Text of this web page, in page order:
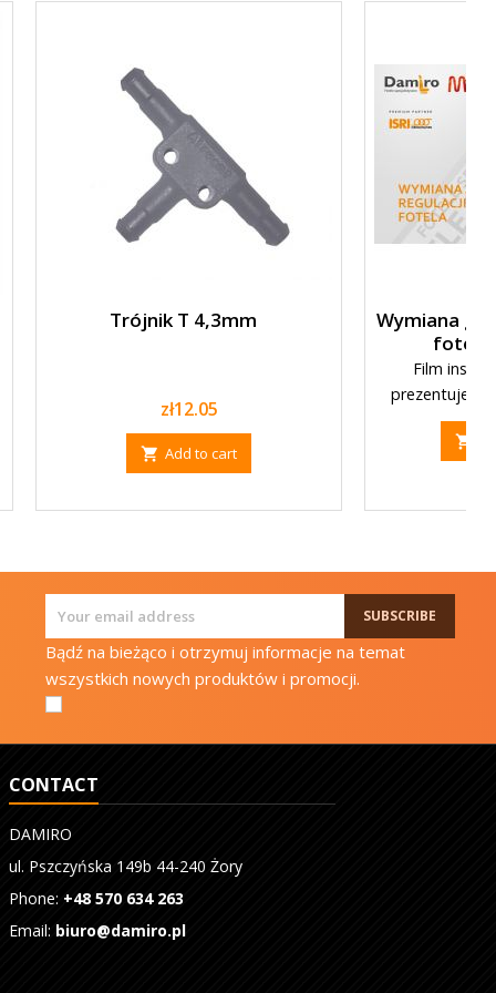
Trójnik T 4,3mm
Price
zł12.05
 Add to cart
Wymiana
fotelu
Film
prezentujemy
fotelu

Bądź na bieżąco i otrzymuj informacje na temat
wszystkich nowych produktów i promocji.
CONTACT
DAMIRO
ul. Pszczyńska 149b 44-240 Żory
Phone: +48 570 634 263
Email: biuro@damiro.pl